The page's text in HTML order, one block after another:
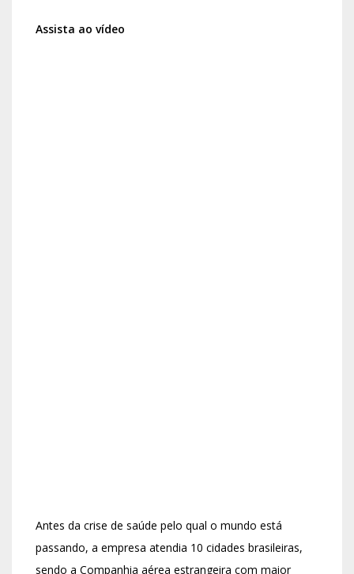
Assista ao vídeo
Antes da crise de saúde pelo qual o mundo está
passando, a empresa atendia 10 cidades brasileiras,
sendo a Companhia aérea estrangeira com maior